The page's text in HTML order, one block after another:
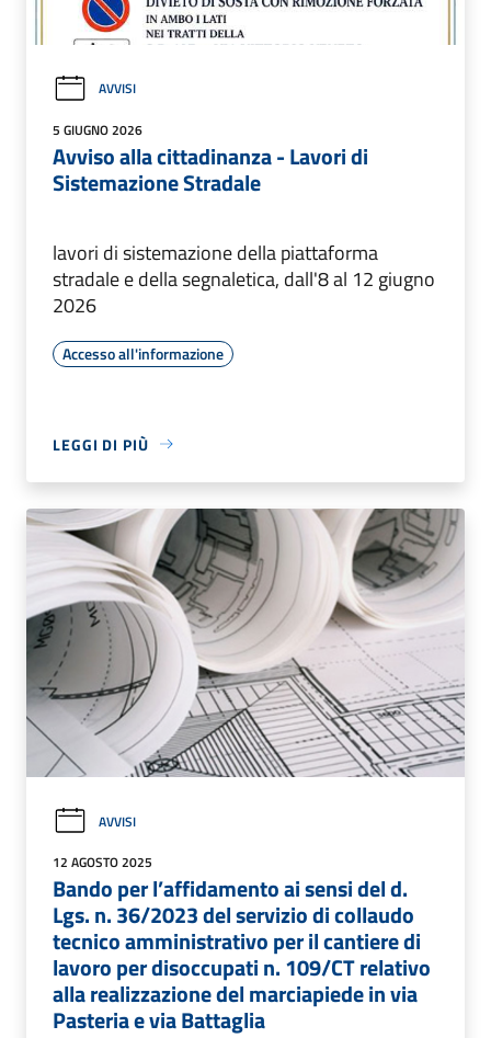
AVVISI
5 GIUGNO 2026
Avviso alla cittadinanza - Lavori di
Sistemazione Stradale
lavori di sistemazione della piattaforma
stradale e della segnaletica, dall'8 al 12 giugno
2026
Accesso all'informazione
LEGGI DI PIÙ
AVVISI
12 AGOSTO 2025
Bando per l’affidamento ai sensi del d.
Lgs. n. 36/2023 del servizio di collaudo
tecnico amministrativo per il cantiere di
lavoro per disoccupati n. 109/CT relativo
alla realizzazione del marciapiede in via
Pasteria e via Battaglia